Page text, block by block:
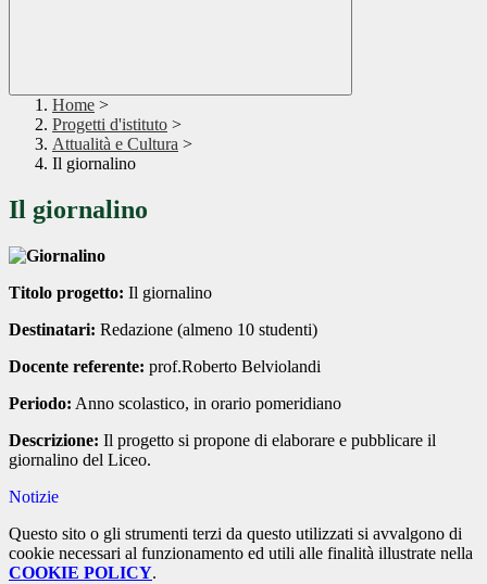
Home >
Progetti d'istituto >
Attualità e Cultura >
Il giornalino
Il giornalino
Titolo progetto: Il giornalino
Destinatari: Redazione (almeno 10 studenti)
Docente referente: prof.Roberto Belviolandi
Periodo: Anno scolastico, in orario pomeridiano
Descrizione: Il progetto si propone di elaborare e pubblicare il
giornalino del Liceo.
Notizie
Questo sito o gli strumenti terzi da questo utilizzati si avvalgono di
cookie necessari al funzionamento ed utili alle finalità illustrate nella
COOKIE POLICY.